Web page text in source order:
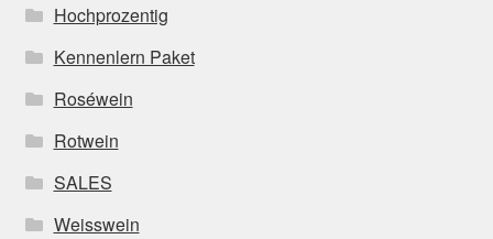
Hochprozentig
Kennenlern Paket
Roséwein
Rotwein
SALES
Weisswein